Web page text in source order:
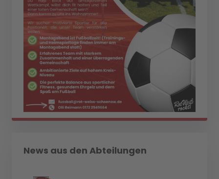
News aus den Abteilungen